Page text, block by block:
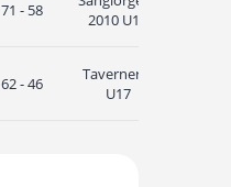
71 - 58
2010 U17
62 - 46
Tavernerio
U17